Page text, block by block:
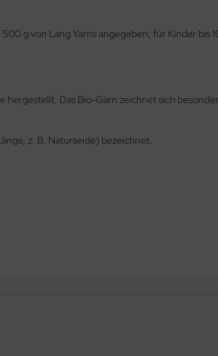
g von Lang Yarns angegeben; für Kinder bis
Das Bio-Garn zeichnet sich
z. B. Naturseide) bezeichnet.